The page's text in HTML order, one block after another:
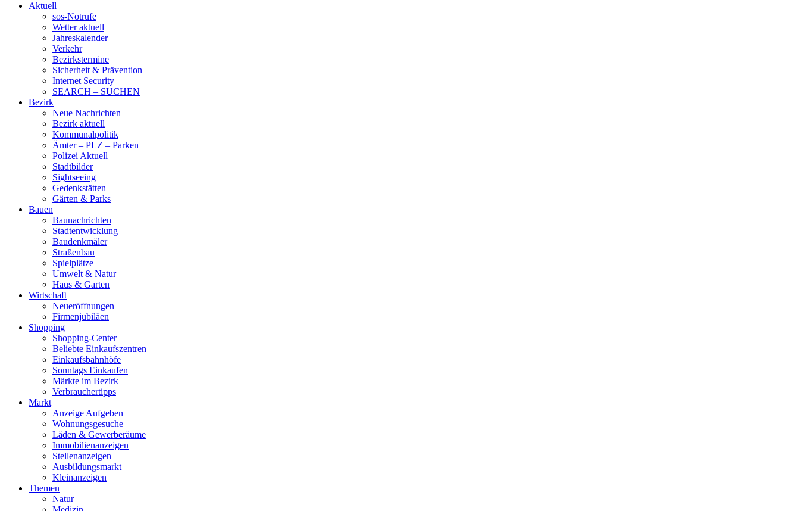
Aktuell
sos-Notrufe
Wetter aktuell
Jahreskalender
Verkehr
Bezirkstermine
Sicherheit & Prävention
Internet Security
SEARCH – SUCHEN
Bezirk
Neue Nachrichten
Bezirk aktuell
Kommunalpolitik
Ämter – PLZ – Parken
Polizei Aktuell
Stadtbilder
Sightseeing
Gedenkstätten
Gärten & Parks
Bauen
Baunachrichten
Stadtentwicklung
Baudenkmäler
Straßenbau
Spielplätze
Umwelt & Natur
Haus & Garten
Wirtschaft
Neueröffnungen
Firmenjubiläen
Shopping
Shopping-Center
Beliebte Einkaufszentren
Einkaufsbahnhöfe
Sonntags Einkaufen
Märkte im Bezirk
Verbrauchertipps
Markt
Anzeige Aufgeben
Wohnungsgesuche
Läden & Gewerberäume
Immobilienanzeigen
Stellenanzeigen
Ausbildungsmarkt
Kleinanzeigen
Themen
Natur